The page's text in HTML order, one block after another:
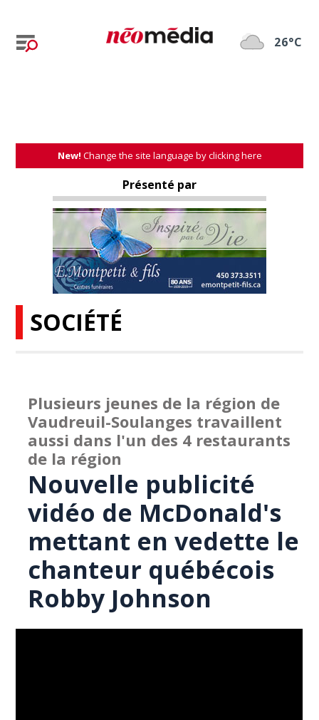
26°C
New! Change the site language by clicking here
Présenté par
SOCIÉTÉ
Plusieurs jeunes de la région de
Vaudreuil-Soulanges travaillent
aussi dans l'un des 4 restaurants
de la région
Nouvelle publicité
vidéo de McDonald's
mettant en vedette le
chanteur québécois
Robby Johnson